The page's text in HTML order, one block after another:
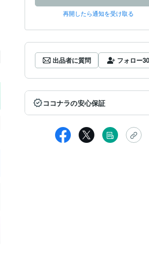
再開したら通知を受け取る
出品者に質問 フォロー
ココナラの安心保証